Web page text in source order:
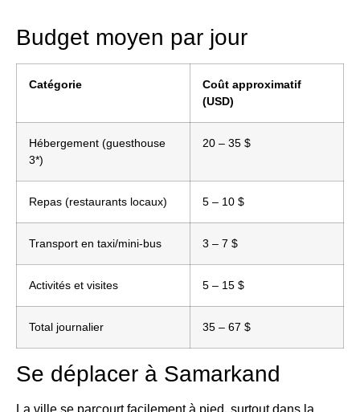
Budget moyen par jour
Catégorie
Coût approximatif
(USD)
Hébergement (guesthouse
3*)
20 – 35 $
Repas (restaurants locaux) 5 – 10 $
Transport en taxi/mini-bus 3 – 7 $
Activités et visites 5 – 15 $
Total journalier 35 – 67 $
Se déplacer à Samarkand
La ville se parcourt facilement à pied, surtout dans la